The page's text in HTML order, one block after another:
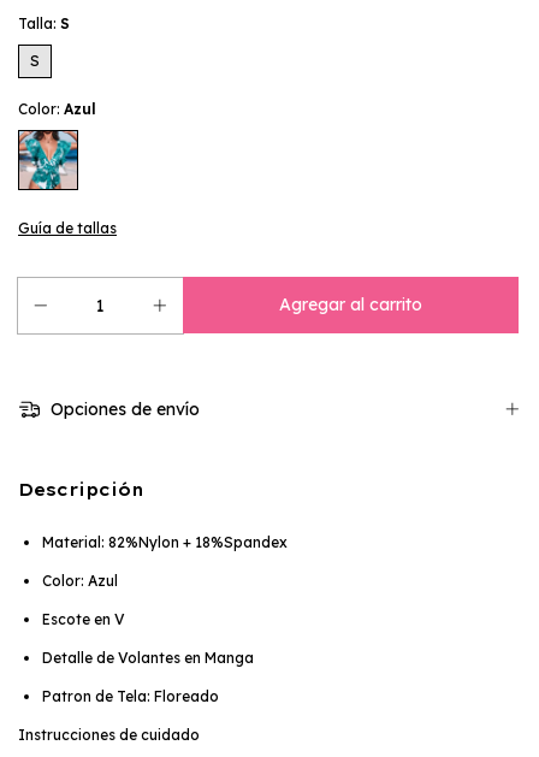
Talla: S
S
Color: Azul
Guía de tallas
Opciones de envío
Descripción
Material: 82%Nylon + 18%Spandex
Color: Azul
Escote en V
Detalle de Volantes en Manga
Patron de Tela: Floreado
​Instrucciones de cuidado